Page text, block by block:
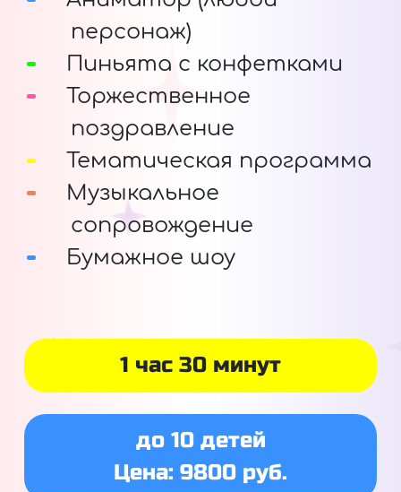
персонаж)
Пиньята с конфетками
Торжественное
поздравление
Тематическая программа
Музыкальное
сопровождение
Бумажное шоу
1 час 30 минут
до 10 детей
Цена: 9800 руб.